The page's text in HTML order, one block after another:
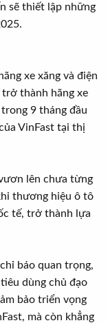
sẽ thiết lập những
xe xăng và điện
thành hãng xe
9 tháng đầu
VinFast tại thị
lên chưa từng
thương hiệu ô tô
tế, trở thành lựa
báo quan trọng,
dùng chủ đạo
bảo triển vọng
mà còn khẳng